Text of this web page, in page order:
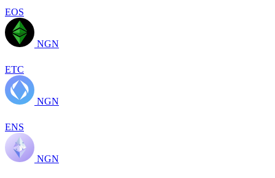
EOS
NGN
ETC
NGN
ENS
NGN